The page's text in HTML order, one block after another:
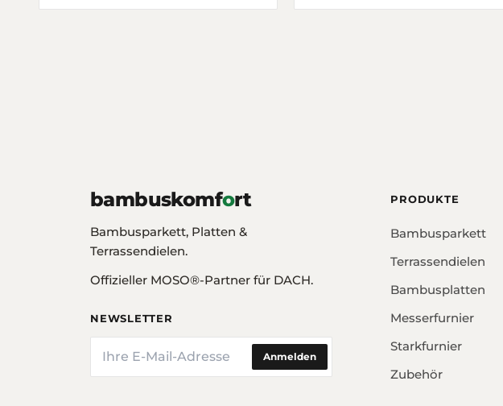
bambuskomfort
Bambusparkett, Platten &
Terrassendielen.
Offizieller MOSO®-Partner für DACH.
NEWSLETTER
E-Mail
Anmelden
PRODUKTE
Bambusparkett
Terrassendielen
Bambusplatten
Messerfurnier
Starkfurnier
Zubehör